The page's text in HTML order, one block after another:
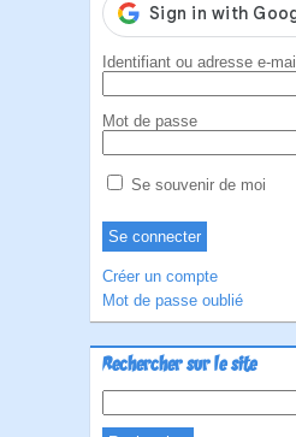
Identifiant ou adresse e-mail
Mot de passe
Se souvenir de moi
Créer un compte
Mot de passe oublié
Rechercher sur le site